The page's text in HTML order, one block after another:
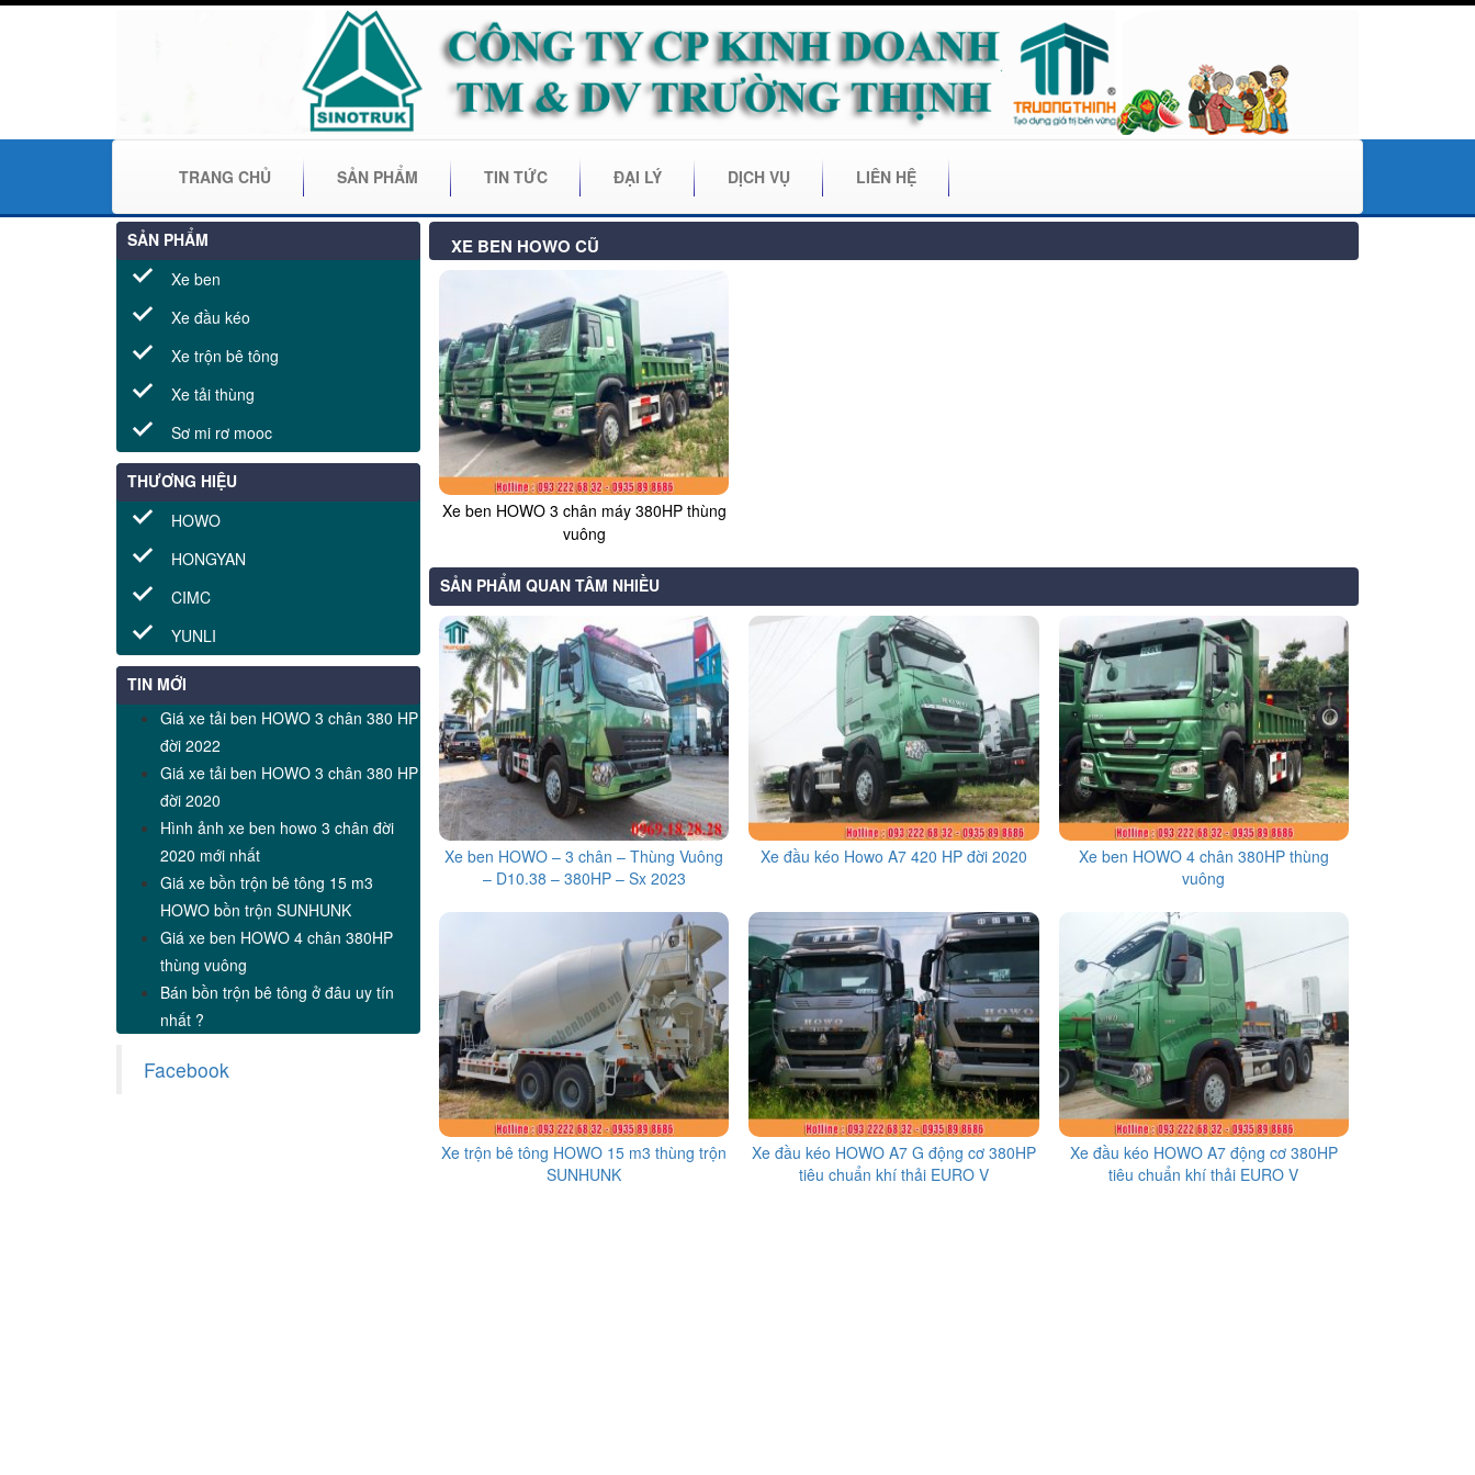
TRANG CHỦ SẢN PHẨM TIN TỨC ĐẠI LÝ DỊCH VỤ LIÊN HỆ
SẢN PHẨM
Xe ben
Xe đầu kéo
Xe trộn bê tông
Xe tải thùng
Sơ mi rơ mooc
THƯƠNG HIỆU
HOWO
HONGYAN
CIMC
YUNLI
TIN MỚI
Giá xe tải ben HOWO 3 chân 380 HP
đời 2022
Giá xe tải ben HOWO 3 chân 380 HP
đời 2020
Hình ảnh xe ben howo 3 chân đời
2020 mới nhất
Giá xe bồn trộn bê tông 15 m3
HOWO bồn trộn SUNHUNK
Giá xe ben HOWO 4 chân 380HP
thùng vuông
Bán bồn trộn bê tông ở đâu uy tín
nhất ?
Facebook
XE BEN HOWO CŨ
Xe ben HOWO 3 chân máy 380HP thùng
vuông
SẢN PHẨM QUAN TÂM NHIỀU
Xe ben HOWO – 3 chân – Thùng Vuông
– D10.38 – 380HP – Sx 2023
Xe đầu kéo Howo A7 420 HP đời 2020
Xe ben HOWO 4 chân 380HP thùng
vuông
Xe trộn bê tông HOWO 15 m3 thùng trộn
SUNHUNK
Xe đầu kéo HOWO A7 G động cơ 380HP
tiêu chuẩn khí thải EURO V
Xe đầu kéo HOWO A7 động cơ 380HP
tiêu chuẩn khí thải EURO V